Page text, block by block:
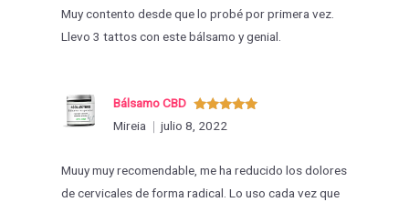
Muy contento desde que lo probé por primera vez.
Llevo 3 tattos con este bálsamo y genial.
Valorado
con5de 5
Bálsamo CBD
Mireia
julio 8, 2022
Muuy muy recomendable, me ha reducido los dolores
de cervicales de forma radical. Lo uso cada vez que